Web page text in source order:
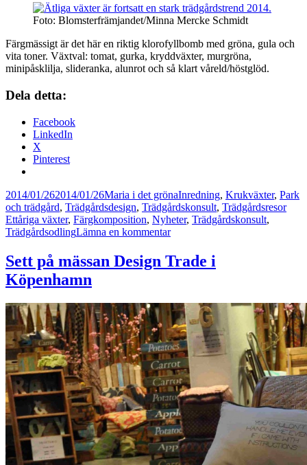
Foto: Blomsterfrämjandet/Minna Mercke Schmidt
Färgmässigt är det här en riktig klorofyllbomb med gröna, gula och
vita toner. Växtval: tomat, gurka, kryddväxter, murgröna,
minipåsklilja, slideranka, alunrot och så klart våreld/höstglöd.
Dela detta:
Facebook
LinkedIn
X
Pinterest
Postat
2014/01/262014/01/26Författare
Maria i det grönaKategorier
Inredning, Krukväxter, Park
och trädgård, Trädgårdsdesign, Trädgårdskonsult, Trädgårdsresor
Ettåriga växter, Färgkomposition, Nyheter, Trädgårdskonsult,
TrädgårdsodlingLämna en kommentartill
för
2014
Sett på mässan Design Trade i
Köpenhamn